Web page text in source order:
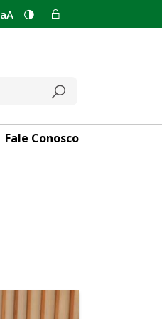
aA
Fale Conosco